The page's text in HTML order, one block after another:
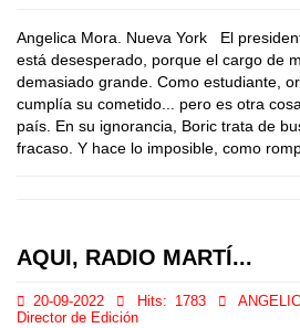
Angelica Mora. Nueva York El
está desesperado, porque el cargo de
demasiado grande. Como estudiante,
cumplía su cometido... pero es otra
país. En su ignorancia, Boric trata de
fracaso. Y hace lo imposible, como
AQUI, RADIO MARTÍ...
20-09-2022 Hits: 1783
Director de Edición